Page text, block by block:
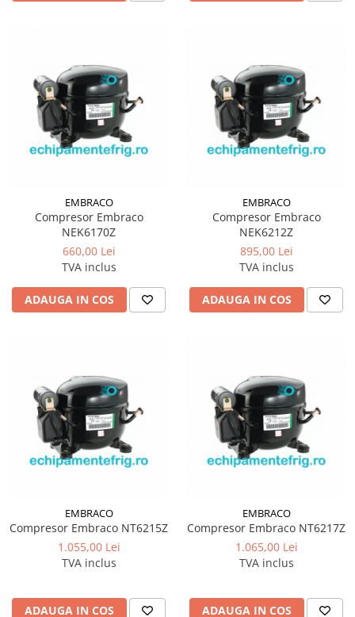
EMBRACO
Compresor Embraco
NEK6170Z
660,00 Lei
TVA inclus
ADAUGA IN COS
EMBRACO
Compresor Embraco
NEK6212Z
895,00 Lei
TVA inclus
ADAUGA IN COS
EMBRACO
Compresor Embraco NT6215Z
1.055,00 Lei
TVA inclus
ADAUGA IN COS
EMBRACO
Compresor Embraco NT6217Z
1.065,00 Lei
TVA inclus
ADAUGA IN COS